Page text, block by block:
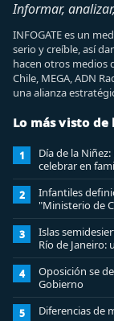
Informar,
INFOGATE es un
serio y creíble, así
hacen otros medios
Chile, MEGA, ADN
una alianza
Lo más visto de
1
Día de la
celebrar en
2
Infantiles
"Ministerio de
3
Islas
Río de
4
Oposición se
Gobierno
5 Diferencias de